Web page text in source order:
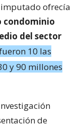
imputado ofrecía
condominio
del sector
10 las
y 90 millones
de